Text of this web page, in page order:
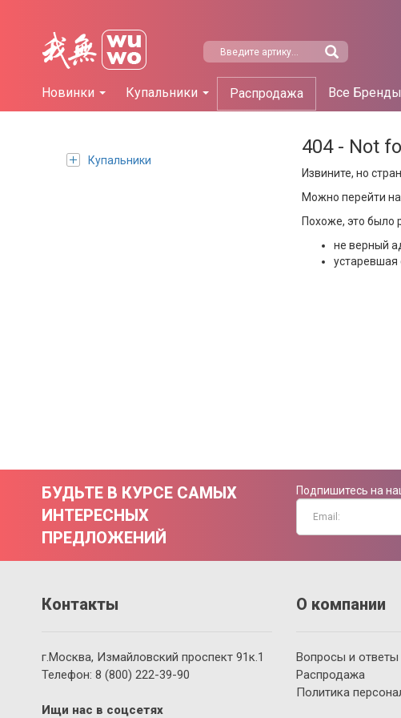
Новинки Купальники Распродажа Все Бренды
Купальники
404 - Not
Извините, но
Можно перейти на
Похоже, это было
не верный
устаревшая
БУДЬТЕ В КУРСЕ САМЫХ
ИНТЕРЕСНЫХ
ПРЕДЛОЖЕНИЙ
Подпишитесь на
Контакты
г.Москва, Измайловский проспект 91к.1
Телефон: 8 (800) 222-39-90
Ищи нас в соцсетях
О компании
Вопросы и ответы
Распродажа
Политика